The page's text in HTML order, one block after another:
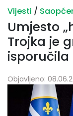
Vijesti /
Umjesto
Trojka je
Objavljeno: